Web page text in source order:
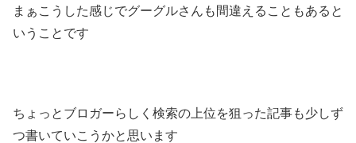
まぁこうした感じでグーグルさんも間違えることもあると
いうことです
ちょっとブロガーらしく検索の上位を狙った記事も少しず
つ書いていこうかと思います